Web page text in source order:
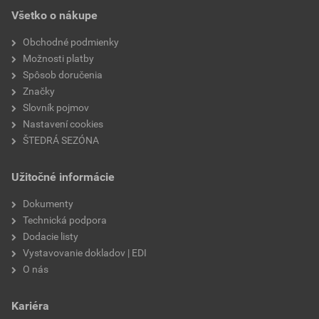
zasklenie
spôsob ovládania
sklon strechy
zatepľovací blok
súčiniteľ prechodu tepla
farba okna
farba oplechovania
Všetko o nákupe
Obchodné podmienky
Možnosti platby
Spôsob doručenia
Značky
Slovník pojmov
Nastavení cookies
ŠTEDRÁ SEZÓNA
Užitočné informácie
Dokumenty
Technická podpora
Dodacie listy
Vystavovanie dokladov | EDI
O nás
Kariéra